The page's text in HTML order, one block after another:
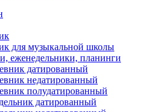
для музыкальной школы
еженедельники, планинги
датированный
недатированный
полудатированный
датированный